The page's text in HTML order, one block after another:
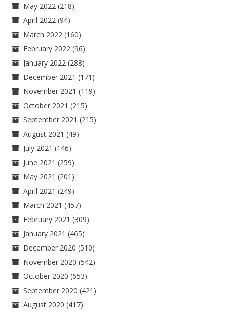
May 2022 (218)
April 2022 (94)
March 2022 (160)
February 2022 (96)
January 2022 (288)
December 2021 (171)
November 2021 (119)
October 2021 (215)
September 2021 (215)
August 2021 (49)
July 2021 (146)
June 2021 (259)
May 2021 (201)
April 2021 (249)
March 2021 (457)
February 2021 (309)
January 2021 (465)
December 2020 (510)
November 2020 (542)
October 2020 (653)
September 2020 (421)
August 2020 (417)